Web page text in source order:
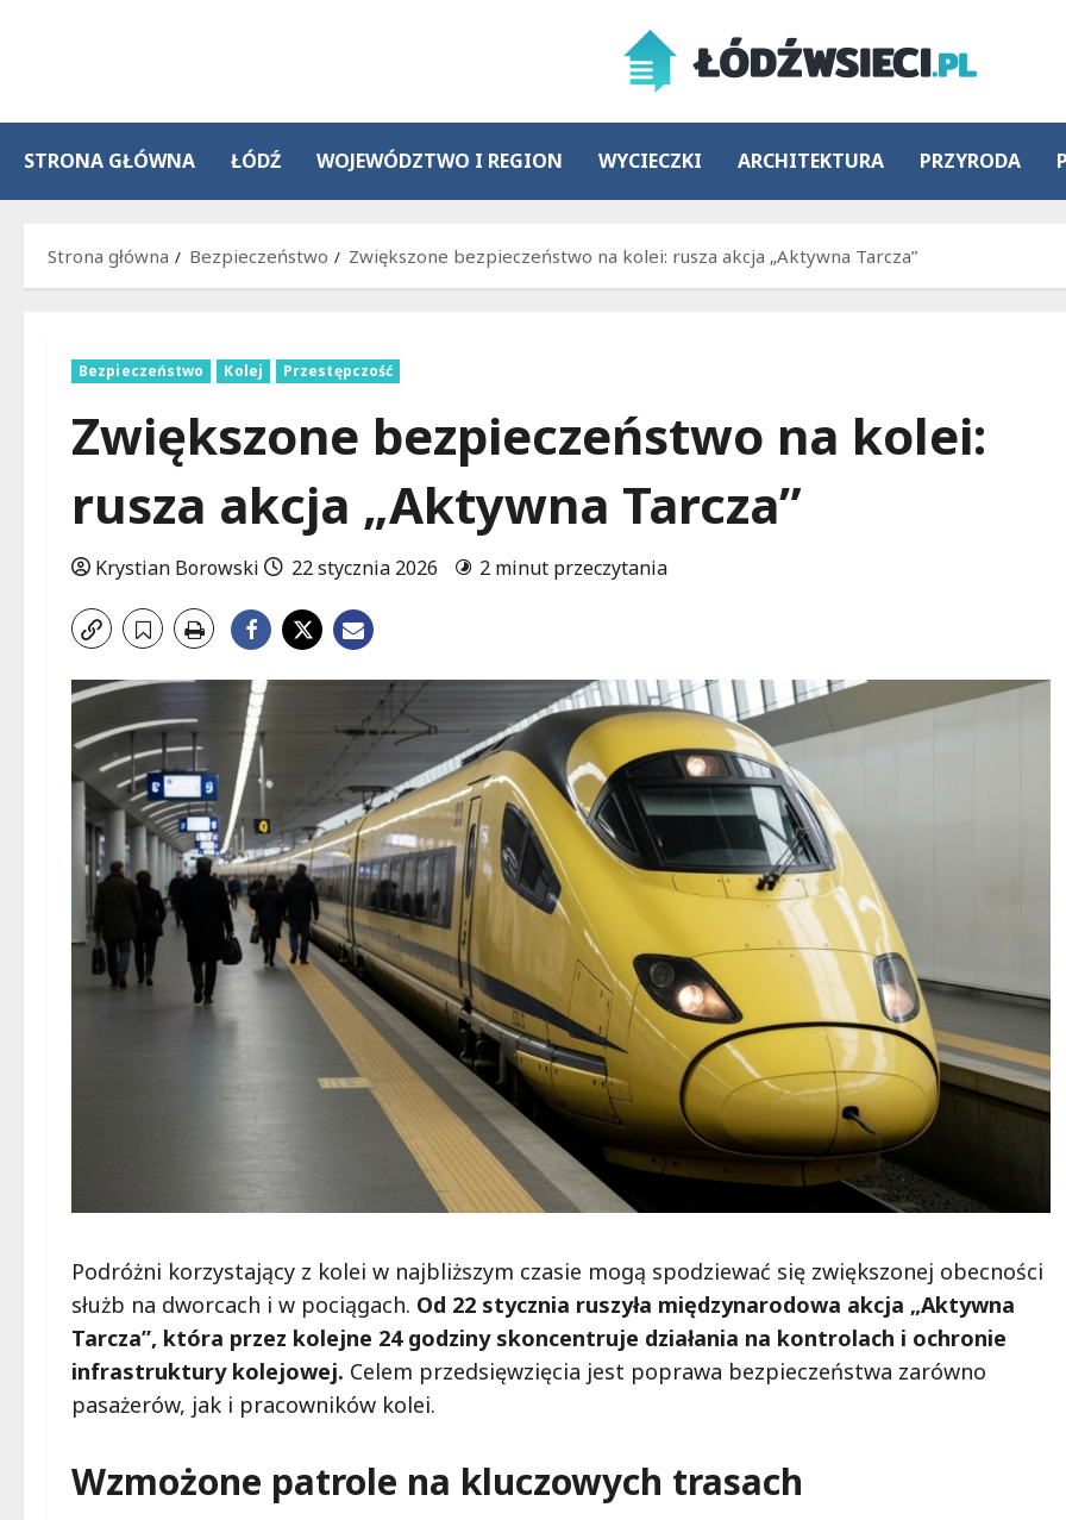
STRONA GŁÓWNA ŁÓDŹ WOJEWÓDZTWO I REGION WYCIECZKI ARCHITEKTURA PRZYRODA
Strona główna Bezpieczeństwo Zwiększone bezpieczeństwo na kolei: rusza akcja „Aktywna Tarcza”
Bezpieczeństwo Kolej Przestępczość
Zwiększone bezpieczeństwo na kolei:
rusza akcja „Aktywna Tarcza”
Krystian Borowski 22 stycznia 2026 2 minut przeczytania
Podróżni korzystający z kolei w najbliższym czasie mogą spodziewać się zwiększonej obecności
służb na dworcach i w pociągach. Od 22 stycznia ruszyła międzynarodowa akcja „Aktywna
Tarcza”, która przez kolejne 24 godziny skoncentruje działania na kontrolach i ochronie
infrastruktury kolejowej. Celem przedsięwzięcia jest poprawa bezpieczeństwa zarówno
pasażerów, jak i pracowników kolei.
Wzmożone patrole na kluczowych trasach